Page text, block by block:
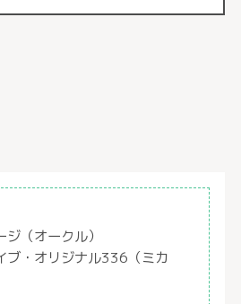
（オークル）
ブ・オリジナル336（ミカ